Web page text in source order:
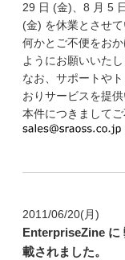
29 日 (金)、8 月 5
(金) を休業とさせて
何かとご不便をお
ようにお願いいたし
なお、サポートや
おりサービスを提供
本件につきましてご
2011/06/20(月)
EnterpriseZine に
載されました。